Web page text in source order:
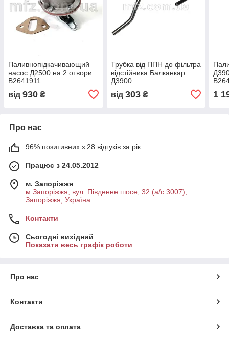
Паливнопідкачивающий
насос Д2500 на 2 отвори
B2641911
від 930 ₴
Трубка від ППН до фільтра
відстійника Балканкар
Д3900
від 303₴ 1
Про нас
96% позитивних з 28 відгуків за рік
Працює з 24.05.2012
м. Запоріжжя
м.Запоріжжя, вул. Південне шосе, 32 (а/с 3007),
Запоріжжя, Україна
Контакти
Сьогодні вихідний
Показати весь графік роботи
Про нас
Контакти
Доставка та оплата